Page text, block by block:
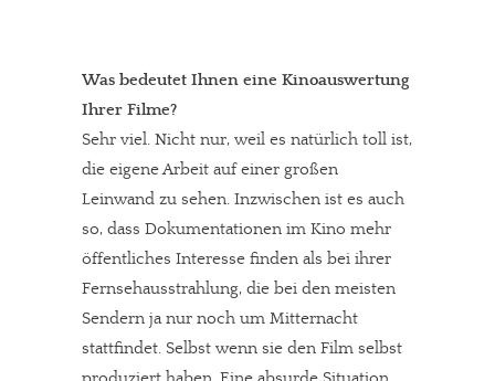
Was bedeutet Ihnen eine Kinoauswertung
Ihrer Filme?
Sehr viel. Nicht nur, weil es natürlich toll ist,
die eigene Arbeit auf einer großen
Leinwand zu sehen. Inzwischen ist es auch
so, dass Dokumentationen im Kino mehr
öffentliches Interesse finden als bei ihrer
Fernsehausstrahlung, die bei den meisten
Sendern ja nur noch um Mitternacht
stattfindet. Selbst wenn sie den Film selbst